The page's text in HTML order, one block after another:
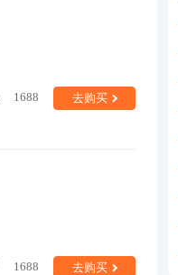
1688 去购买
1688 去购买